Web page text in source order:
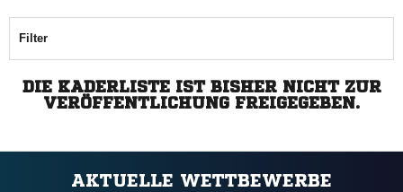
Filter
DIE KADERLISTE IST BISHER NICHT ZUR
VERÖFFENTLICHUNG FREIGEGEBEN.
AKTUELLE WETTBEWERBE